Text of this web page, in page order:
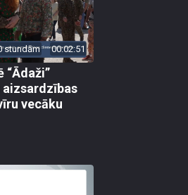
stundām 00:02:51
“Ādaži”
aizsardzības
vecāku